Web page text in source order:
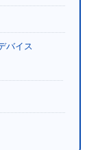
バイス